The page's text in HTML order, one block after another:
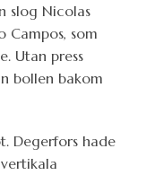
slog Nicolas
Campos, som
Utan press
bollen bakom
Degerfors hade